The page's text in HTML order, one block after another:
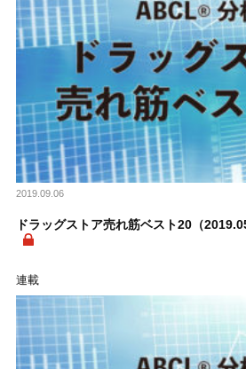
2019.09.06
ドラッグストア売れ筋ベスト20（
連載